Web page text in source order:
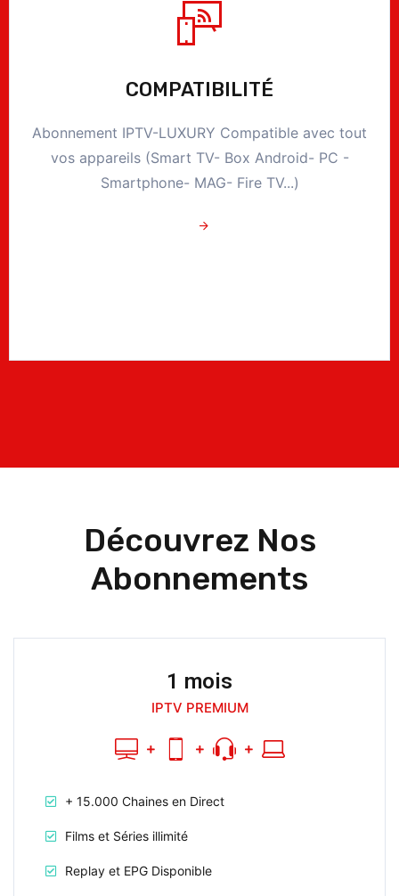
COMPATIBILITÉ
Abonnement IPTV-LUXURY Compatible avec tout
vos appareils (Smart TV- Box Android- PC -
Smartphone- MAG- Fire TV...)
Découvrez Nos
Abonnements
1 mois
IPTV PREMIUM
+ 15.000 Chaines en Direct
Films et Séries illimité
Replay et EPG Disponible